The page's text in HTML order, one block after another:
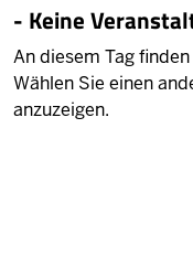
- Keine
An diesem Tag
Wählen Sie einen
anzuzeigen.